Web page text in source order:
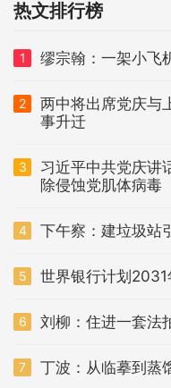
热文排行榜
1 缪宗翰：一架小飞
2
两中将出席党庆与
事升迁
3
习近平中共党庆讲
除侵蚀党肌体病毒
4 下午察：建垃圾站
5 世界银行计划
6 刘柳：住进一套法
7 丁波：从临摹到蒸